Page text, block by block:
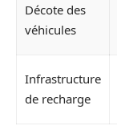
Décote des
véhicules
Infrastructure
de recharge